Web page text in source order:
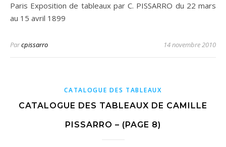
Paris Exposition de tableaux par C. PISSARRO du 22 mars
au 15 avril 1899
Parcpissarro 14 novembre 2010
CATALOGUE DES TABLEAUX
CATALOGUE DES TABLEAUX DE CAMILLE
PISSARRO – (PAGE 8)